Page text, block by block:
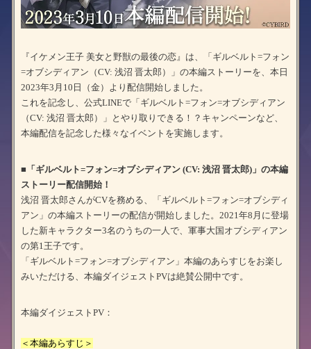
『イケメン王子 美女と野獣の最後の恋』は、「ギルベルト=フォン
=オブシディアン（CV: 浅沼 晋太郎）」の本編ストーリーを、本日
2023年3月10日（金）より配信開始しました。
これを記念し、公式LINEで「ギルベルト=フォン=オブシディアン
（CV: 浅沼 晋太郎）」とやり取りできる！？キャンペーンなど、
本編配信を記念した様々なイベントを実施します。
■「ギルベルト=フォン=オブシディアン (CV: 浅沼 晋太郎)」の本編
ストーリー配信開始！
浅沼 晋太郎さんがCVを務める、「ギルベルト=フォン=オブシディ
アン」の本編ストーリーの配信が開始しました。2021年8月に登場
した新キャラクター3名のうちの一人で、軍事大国オブシディアン
の第1王子です。
「ギルベルト=フォン=オブシディアン」本編のあらすじをお楽し
みいただける、本編ダイジェストPVは絶賛公開中です。
本編ダイジェストPV：
＜本編あらすじ＞